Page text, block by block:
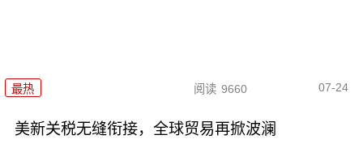
最热 阅读 9660 07-24
美新关税无缝衔接，全球贸易再掀波澜